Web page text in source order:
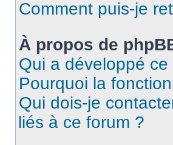
Comment puis-je
À propos de
Qui a développé
Pourquoi la
Qui dois-je
liés à ce forum ?